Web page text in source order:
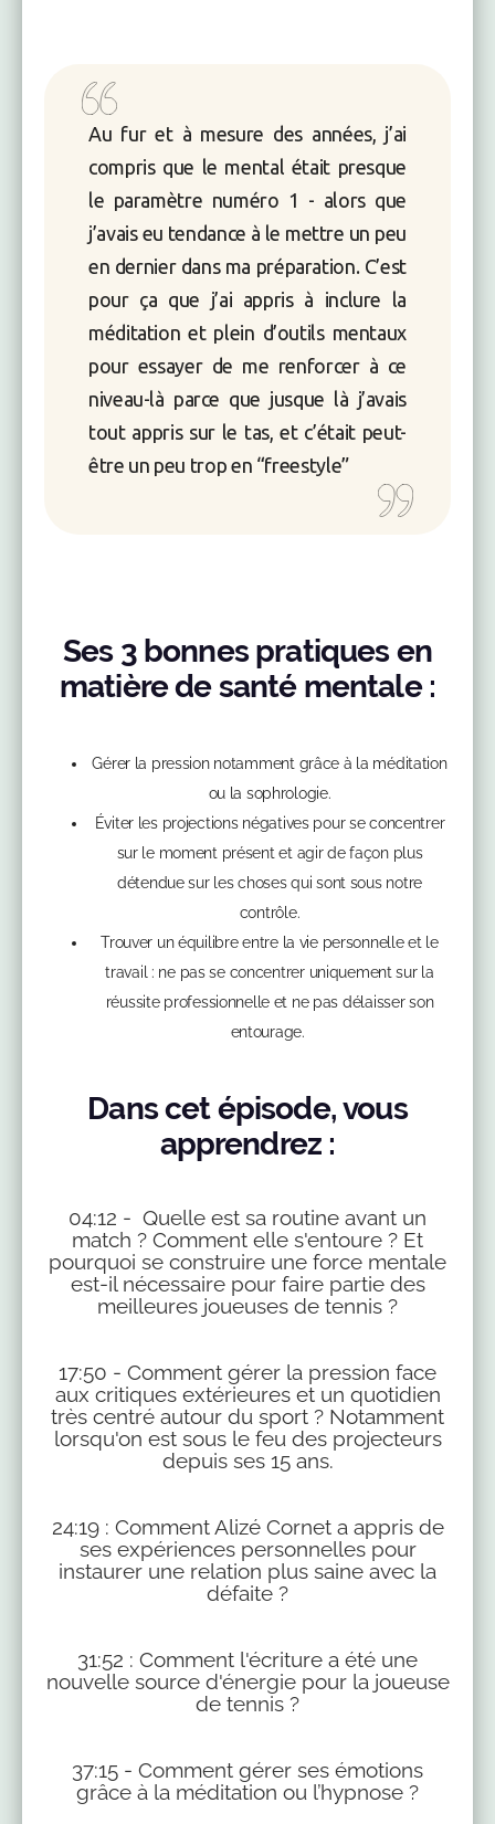
Au fur et à mesure des années, j’ai
compris que le mental était presque
le paramètre numéro 1 - alors que
j’avais eu tendance à le mettre un peu
en dernier dans ma préparation. C’est
pour ça que j’ai appris à inclure la
méditation et plein d’outils mentaux
pour essayer de me renforcer à ce
niveau-là parce que jusque là j’avais
tout appris sur le tas, et c’était peut-
être un peu trop en “freestyle”
Ses 3 bonnes pratiques en
matière de santé mentale :
Gérer la pression notamment grâce à la méditation
ou la sophrologie.
Éviter les projections négatives pour se concentrer
sur le moment présent et agir de façon plus
détendue sur les choses qui sont sous notre
contrôle.
Trouver un équilibre entre la vie personnelle et le
travail : ne pas se concentrer uniquement sur la
réussite professionnelle et ne pas délaisser son
entourage.
Dans cet épisode, vous
apprendrez :
04:12 - Quelle est sa routine avant un
match ? Comment elle s'entoure ? Et
pourquoi se construire une force mentale
est-il nécessaire pour faire partie des
meilleures joueuses de tennis ?
17:50 - Comment gérer la pression face
aux critiques extérieures et un quotidien
très centré autour du sport ? Notamment
lorsqu'on est sous le feu des projecteurs
depuis ses 15 ans.
24:19 : Comment Alizé Cornet a appris de
ses expériences personnelles pour
instaurer une relation plus saine avec la
défaite ?
31:52 : Comment l'écriture a été une
nouvelle source d'énergie pour la joueuse
de tennis ?
37:15 - Comment gérer ses émotions
grâce à la méditation ou l’hypnose ?